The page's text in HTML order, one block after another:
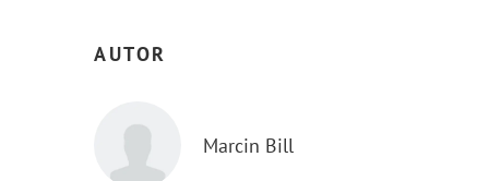
AUTOR
Marcin Bill